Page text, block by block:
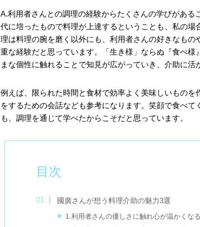
A.利用者さんとの調理の経験からたくさんの学びがあ
代に培ったもので料理が上達するということも、私の場
理は料理の腕を磨く以外にも、利用者さんの好きなも
重な経験だと思っています。「⽣き様」ならぬ『⾷べ
まな個性に触れることで知見が広がっていき、介助に活
例えば、限られた時間と⾷材で効率よく美味しいもの
をするための会話なども参考になります。笑顔で食べ
も、調理を通じて学べたからこそだと思っています。
目次
國廣さんが想う料理介助の魅力3選
1.利用者さんの優しさに触れ心が温かくな